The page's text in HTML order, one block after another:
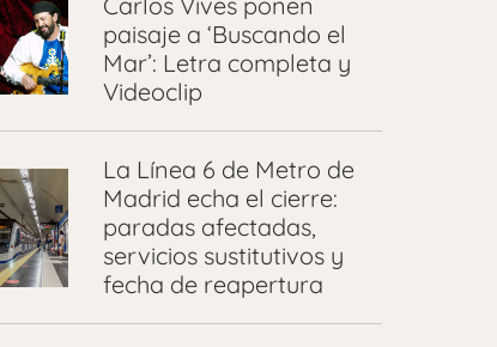
paisaje a ‘Buscando el
Mar’: Letra completa y
Videoclip
La Línea 6 de Metro de
Madrid echa el cierre:
paradas afectadas,
servicios sustitutivos y
fecha de reapertura